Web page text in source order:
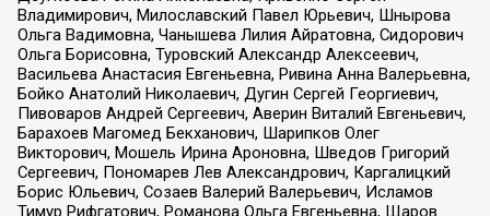
Владимирович, Милославский Павел Юрьевич, Шнырова
Ольга Вадимовна, Чанышева Лилия Айратовна, Сидорович
Ольга Борисовна, Туровский Александр Алексеевич,
Васильева Анастасия Евгеньевна, Ривина Анна Валерьевна,
Бойко Анатолий Николаевич, Дугин Сергей Георгиевич,
Пивоваров Андрей Сергеевич, Аверин Виталий Евгеньевич,
Барахоев Магомед Бекханович, Шарипков Олег
Викторович, Мошель Ирина Ароновна, Шведов Григорий
Сергеевич, Пономарев Лев Александрович, Каргалицкий
Борис Юльевич, Созаев Валерий Валерьевич, Исламов
Тимур Рифгатович, Романова Ольга Евгеньевна, Щаров